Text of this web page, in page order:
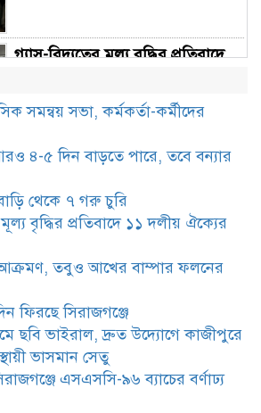
গ্যাস-বিদ্যুতের মূল্য বৃদ্ধির প্রতিবাদে
বাম্পার ফলনের প্রত্যাশা
ফের পাটের সুদিন ফিরছে সিরাজগঞ্জে
সামাজিক মাধ্যমে ছবি ভাইরাল, দ্রুত
উদ্যোগে কাজীপুরে নির্মিত হলো
অস্থায়ী ভাসমান সেতু
৩০ বছর পর সিরাজগঞ্জে এসএসসি-৯৬
সমন্বয় সভা, কর্মকর্তা-কর্মীদের
৪-৫ দিন বাড়তে পারে, তবে বন্যার
থেকে ৭ গরু চুরি
বৃদ্ধির প্রতিবাদে ১১ দলীয় ঐক্যের
তবুও আখের বাম্পার ফলনের
ফিরছে সিরাজগঞ্জে
ছবি ভাইরাল, দ্রুত উদ্যোগে কাজীপুরে
ভাসমান সেতু
এসএসসি-৯৬ ব্যাচের বর্ণাঢ্য